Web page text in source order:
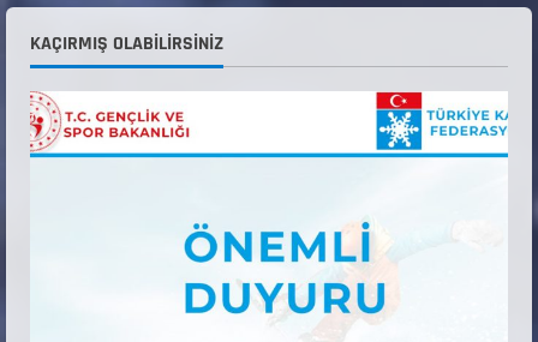
Belirlendi
18 Temmuz 2026
KAYAKLI KOŞU VE BİATHLON 3.KADEME
KAÇIRMIŞ OLABILIRSINIZ